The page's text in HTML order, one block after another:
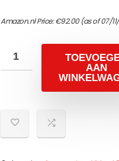
Amazon.nl Price:€92.00(as of 07/
AAN